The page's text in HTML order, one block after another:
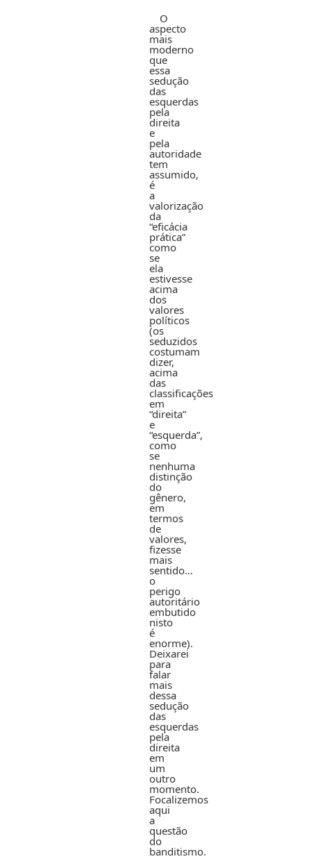
O
aspecto
mais
moderno
que
essa
sedução
das
esquerdas
pela
direita
e
pela
autoridade
tem
assumido,
é
a
valorização
da
“eficácia
prática”
como
se
ela
estivesse
acima
dos
valores
políticos
(os
seduzidos
costumam
dizer,
acima
das
classificações
em
“direita”
e
“esquerda”,
como
se
nenhuma
distinção
do
gênero,
em
termos
de
valores,
fizesse
mais
sentido…
o
perigo
autoritário
embutido
nisto
é
enorme).
Deixarei
para
falar
mais
dessa
sedução
das
esquerdas
pela
direita
em
um
outro
momento.
Focalizemos
aqui
a
questão
do
banditismo.